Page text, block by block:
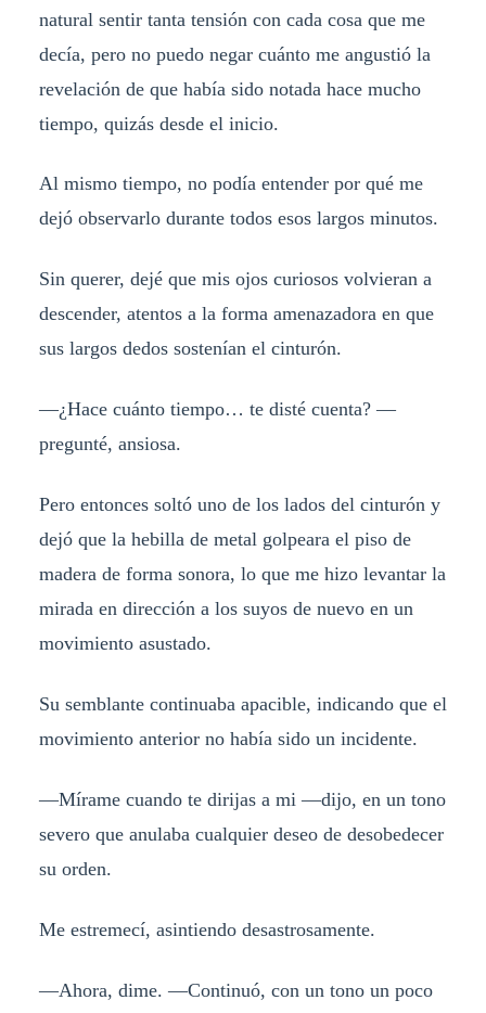
natural sentir tanta tensión con cada cosa que me
decía, pero no puedo negar cuánto me angustió la
revelación de que había sido notada hace mucho
tiempo, quizás desde el inicio.
Al mismo tiempo, no podía entender por qué me
dejó observarlo durante todos esos largos minutos.
Sin querer, dejé que mis ojos curiosos volvieran a
descender, atentos a la forma amenazadora en que
sus largos dedos sostenían el cinturón.
—¿Hace cuánto tiempo… te disté cuenta? —
pregunté, ansiosa.
Pero entonces soltó uno de los lados del cinturón y
dejó que la hebilla de metal golpeara el piso de
madera de forma sonora, lo que me hizo levantar la
mirada en dirección a los suyos de nuevo en un
movimiento asustado.
Su semblante continuaba apacible, indicando que el
movimiento anterior no había sido un incidente.
—Mírame cuando te dirijas a mi —dijo, en un tono
severo que anulaba cualquier deseo de desobedecer
su orden.
Me estremecí, asintiendo desastrosamente.
—Ahora, dime. —Continuó, con un tono un poco